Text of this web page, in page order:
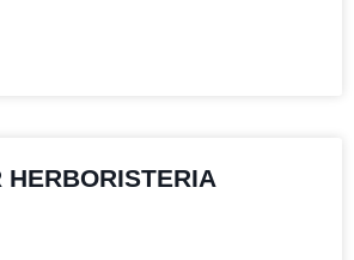
HERBORISTERIA